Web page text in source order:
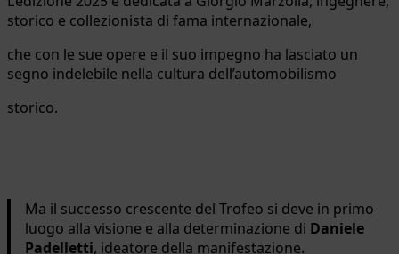
storico e collezionista di fama internazionale,
che con le sue opere e il suo impegno ha lasciato un
segno indelebile nella cultura dell’automobilismo
storico.
Ma il successo crescente del Trofeo si deve in primo
luogo alla visione e alla determinazione di Daniele
Padelletti, ideatore della manifestazione.